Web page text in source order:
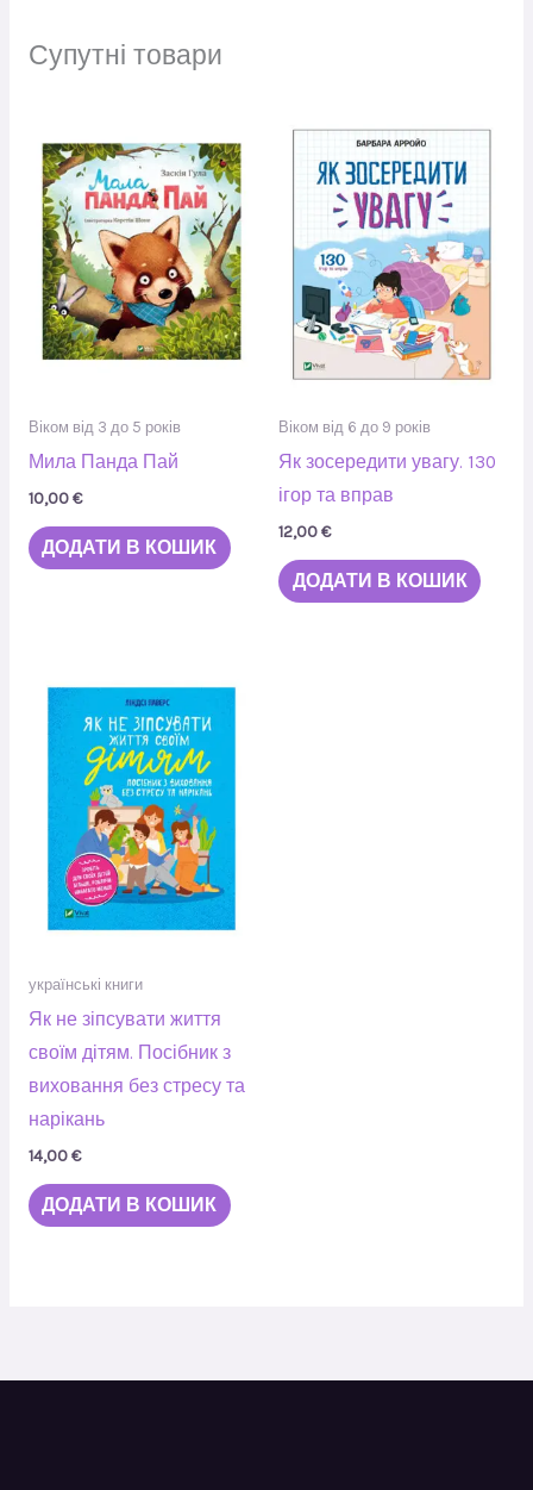
Супутні товари
Віком від 3 до 5 років
Мила Панда Пай
10,00€
ДОДАТИ В КОШИК
Віком від 6 до 9 років
Як зосередити увагу. 130
ігор та вправ
12,00€
ДОДАТИ В КОШИК
українські книги
Як не зіпсувати життя
своїм дітям. Посібник з
виховання без стресу та
нарікань
14,00€
ДОДАТИ В КОШИК